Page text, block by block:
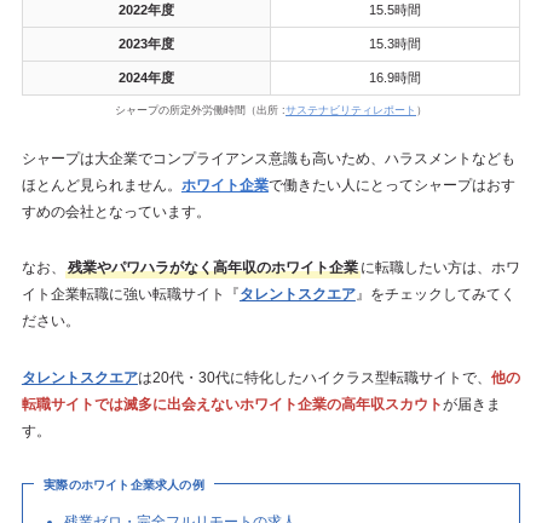
2022年度 15.5時間
2023年度 15.3時間
2024年度 16.9時間
シャープの所定外労働時間（出所 :サステナビリティレポート ）
シャープは大企業でコンプライアンス意識も高いため、ハラスメントなども
ほとんど見られません。 ホワイト企業で働きたい人にとってシャープはおす
すめの会社となっています。
なお、 残業やパワハラがなく高年収のホワイト企業に転職したい方は、ホワ
イト企業転職に強い転職サイト『タレントスクエア』をチェックしてみてく
ださい。
タレントスクエアは20代・30代に特化したハイクラス型転職サイトで、 他の
転職サイトでは滅多に出会えないホワイト企業の高年収スカウトが届きま
す。
実際のホワイト企業求人の例